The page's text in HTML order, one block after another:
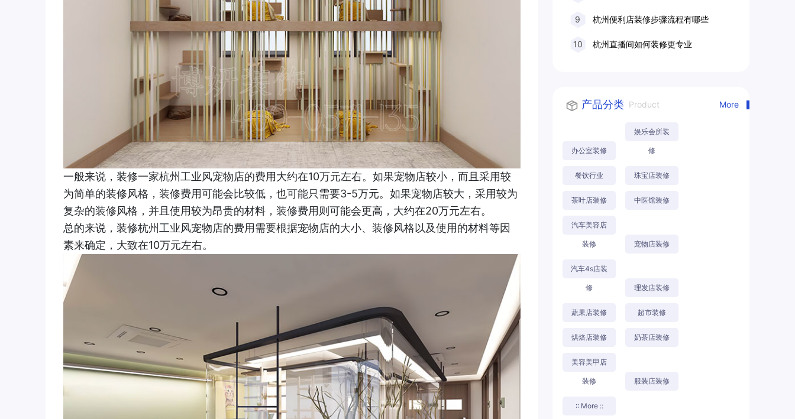
一般来说，装修一家杭州工业风宠物店的费用大约在10万元左右。如果宠物店较小，而且采用较
为简单的装修风格，装修费用可能会比较低，也可能只需要3-5万元。如果宠物店较大，采用较为
复杂的装修风格，并且使用较为昂贵的材料，装修费用则可能会更高，大约在20万元左右。
总的来说，装修杭州工业风宠物店的费用需要根据宠物店的大小、装修风格以及使用的材料等因
素来确定，大致在10万元左右。
9 杭州便利店装修步骤流程有哪些
10 杭州直播间如何装修更专业
产品分类 Product More
办公室装修
娱乐会所装
修
餐饮行业 珠宝店装修
茶叶店装修 中医馆装修
汽车美容店
装修 宠物店装修
汽车4s店装
修 理发店装修
蔬果店装修 超市装修
烘焙店装修 奶茶店装修
美容美甲店
装修 服装店装修
:: More ::